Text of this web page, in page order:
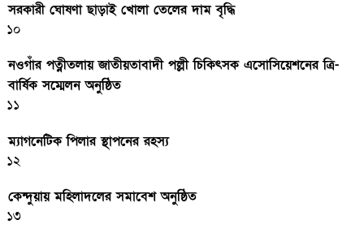
সরকারী ঘােষণা ছাড়াই খােলা তেলের দাম বৃদ্ধি
১০
নওগাঁর পত্নীতলায় জাতীয়তাবাদী পল্লী চিকিৎসক এসোসিয়েশনের ত্রি-
বার্ষিক সম্মেলন অনুষ্ঠিত
১১
ম্যাগনেটিক পিলার স্থাপনের রহস্য
১২
কেন্দুয়ায় মহিলাদলের সমাবেশ অনুষ্ঠিত
১৩